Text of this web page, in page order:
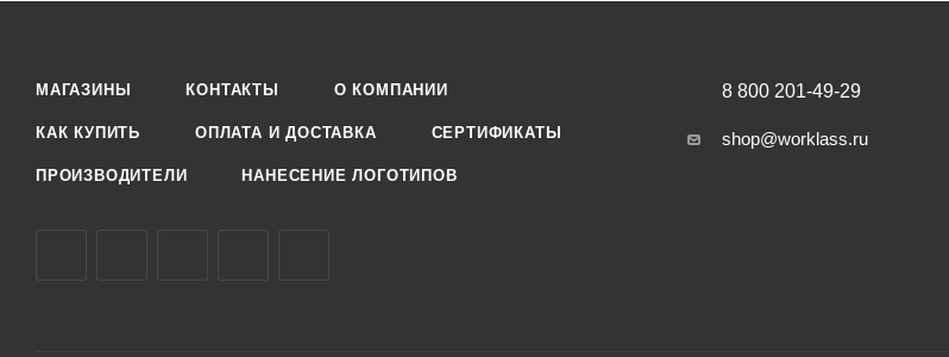
МАГАЗИНЫ КОНТАКТЫ О КОМПАНИИ
КАК КУПИТЬ ОПЛАТА И ДОСТАВКА СЕРТИФИКАТЫ
ПРОИЗВОДИТЕЛИ НАНЕСЕНИЕ ЛОГОТИПОВ
8 800 201-49-29
shop@worklass.ru